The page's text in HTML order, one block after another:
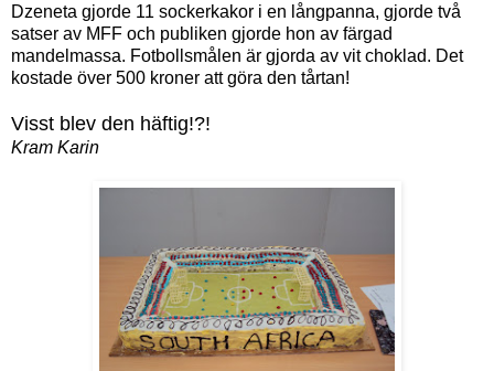
Dzeneta gjorde 11 sockerkakor i en långpanna, gjorde två
satser av MFF och publiken gjorde hon av färgad
mandelmassa. Fotbollsmålen är gjorda av vit choklad. Det
kostade över 500 kroner att göra den tårtan!
Visst blev den häftig!?!
Kram Karin